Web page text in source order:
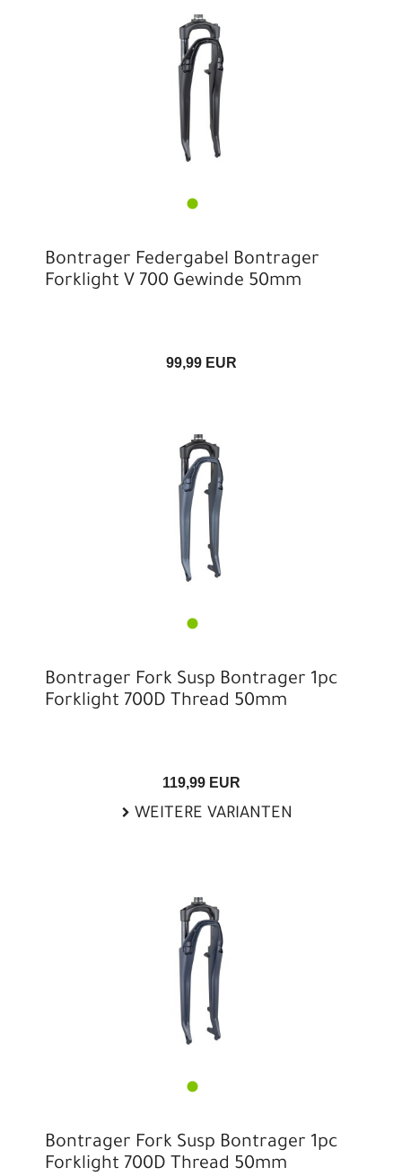
Bontrager Federgabel Bontrager
Forklight V 700 Gewinde 50mm
99,99 EUR
Bontrager Fork Susp Bontrager 1pc
Forklight 700D Thread 50mm
119,99 EUR
WEITERE VARIANTEN
Bontrager Fork Susp Bontrager 1pc
Forklight 700D Thread 50mm